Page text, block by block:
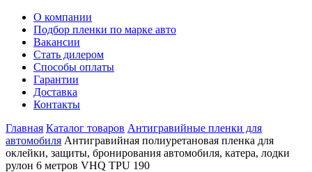
О компании
Подбор пленки по марке авто
Вакансии
Стать дилером
Способы оплаты
Гарантии
Доставка
Контакты
Главная Каталог товаров Антигравийные пленки для
автомобиля Антигравийная полиуретановая пленка для
оклейки, защиты, бронирования автомобиля, катера, лодки
рулон 6 метров VHQ TPU 190